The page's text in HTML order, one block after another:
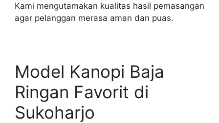
Kami mengutamakan kualitas hasil pemasangan
agar pelanggan merasa aman dan puas.
Model Kanopi Baja
Ringan Favorit di
Sukoharjo